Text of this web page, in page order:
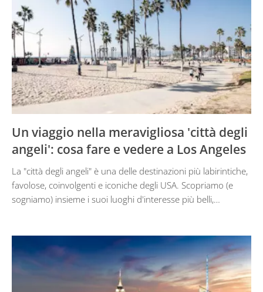
Un viaggio nella meravigliosa 'città degli
angeli': cosa fare e vedere a Los Angeles
La "città degli angeli" è una delle destinazioni più labirintiche,
favolose, coinvolgenti e iconiche degli USA. Scopriamo (e
sogniamo) insieme i suoi luoghi d'interesse più belli,…